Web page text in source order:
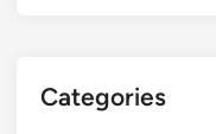
Categories